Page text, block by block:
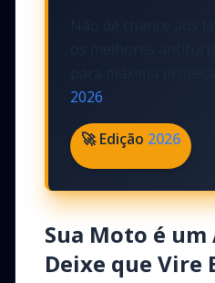
2026
🚀 Edição 2026
Sua Moto é um
Deixe que Vire